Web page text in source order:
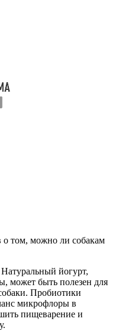
о том, можно ли собакам
Натуральный йогурт,
может быть полезен для
Пробиотики
микрофлоры в
пищеварение и